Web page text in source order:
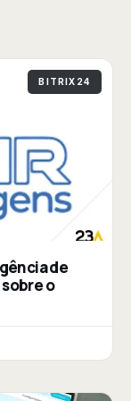
BITRIX24
de
o